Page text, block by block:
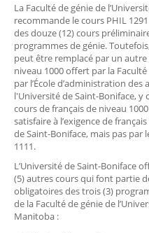
La Faculté de génie de
recommande le cours PHIL
des douze (12) cours
programmes de génie.
peut être remplacé par un autre
niveau 1000 offert par la
par l’École d’administration des
l'Université de Saint-Boniface, y
cours de français de niveau
satisfaire à l’exigence de
de Saint-Boniface, mais pas par
1111.
L’Université de Saint-Boniface
(5) autres cours qui font partie
obligatoires des trois (3)
de la Faculté de génie de
Manitoba :